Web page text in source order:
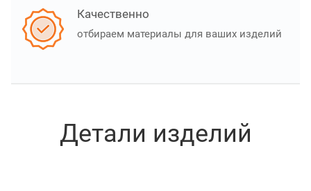
Качественно
отбираем материалы для ваших изделий
Детали изделий